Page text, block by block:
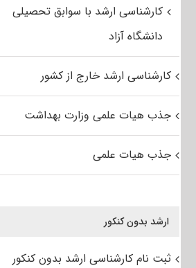
کارشناسی ارشد با سوابق تحصیلی
دانشگاه آزاد
کارشناسی ارشد خارج از کشور
جذب هیات علمی وزارت بهداشت
جذب هیات علمی
ارشد بدون کنکور
ثبت نام کارشناسی ارشد بدون کنکور